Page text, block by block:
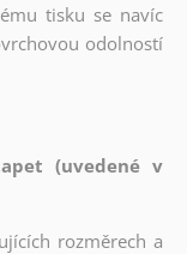
tisku se navíc
odolností
(uvedené v
rozměrech a